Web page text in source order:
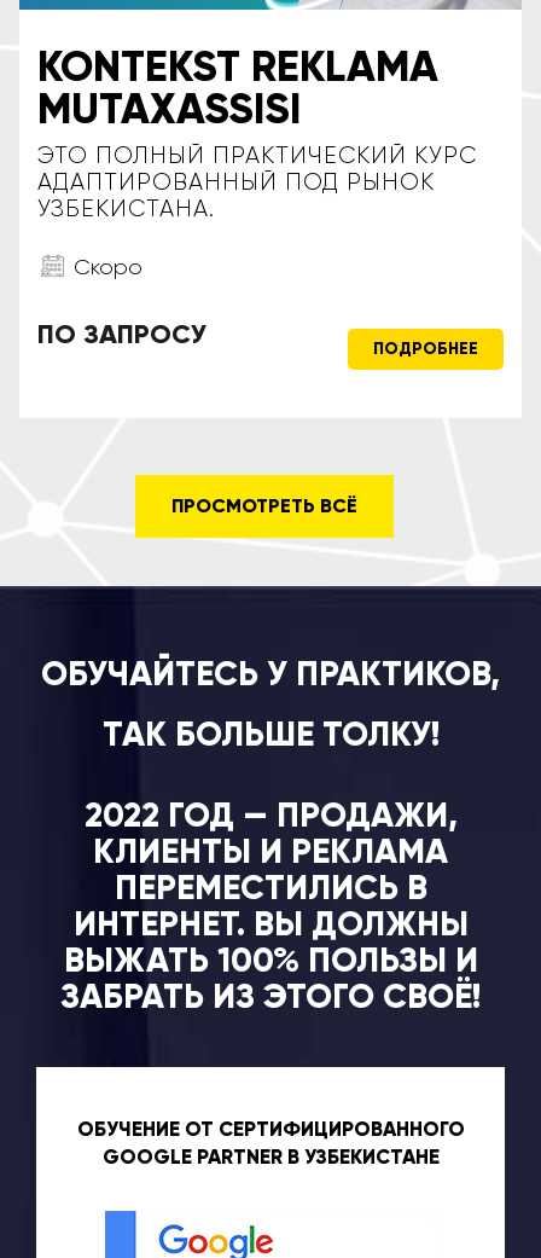
KONTEKST REKLAMA
MUTAXASSISI
ЭТО ПОЛНЫЙ ПРАКТИЧЕСКИЙ КУРС
АДАПТИРОВАННЫЙ ПОД РЫНОК
УЗБЕКИСТАНА.
Скоро
ПО ЗАПРОСУ ПОДРОБНЕЕ
ПРОСМОТРЕТЬ ВСЁ
ОБУЧАЙТЕСЬ У ПРАКТИКОВ,
ТАК БОЛЬШЕ ТОЛКУ!
2022 ГОД — ПРОДАЖИ,
КЛИЕНТЫ И РЕКЛАМА
ПЕРЕМЕСТИЛИСЬ В
ИНТЕРНЕТ. ВЫ ДОЛЖНЫ
ВЫЖАТЬ 100% ПОЛЬЗЫ И
ЗАБРАТЬ ИЗ ЭТОГО СВОЁ!
ОБУЧЕНИЕ ОТ СЕРТИФИЦИРОВАННОГО
GOOGLE PARTNER В УЗБЕКИСТАНЕ